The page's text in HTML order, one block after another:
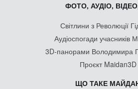
ФОТО, АУДІО,
Світлини з Революції
Аудіоспогади учасників
3D-панорами Володимира
Проєкт Maidan3D
ЩО ТАКЕ